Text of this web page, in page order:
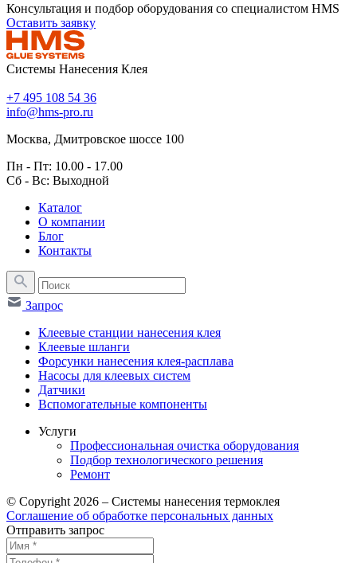
Консультация и подбор оборудования со специалистом HMS
Оставить заявку
Системы Нанесения Клея
+7 495 108 54 36
info@hms-pro.ru
Москва, Дмитровское шоссе 100
Пн - Пт: 10.00 - 17.00
Сб - Вс: Выходной
Каталог
О компании
Блог
Контакты
Запрос
Клеевые станции нанесения клея
Клеевые шланги
Форсунки нанесения клея-расплава
Насосы для клеевых систем
Датчики
Вспомогательные компоненты
Услуги
Профессиональная очистка оборудования
Подбор технологического решения
Ремонт
© Copyright 2026 – Системы нанесения термоклея
Соглашение об обработке персональных данных
Отправить запрос